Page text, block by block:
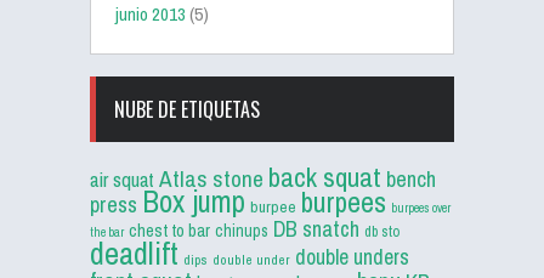
junio 2013(5)
NUBE DE ETIQUETAS
air squat Atlas stone back squat bench
press Box jump burpee burpees burpees over
the bar chest to bar chinups DB snatch db sto
deadlift dips double under double unders